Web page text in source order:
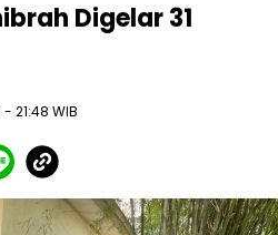
Digelar 31
- 21:48 WIB